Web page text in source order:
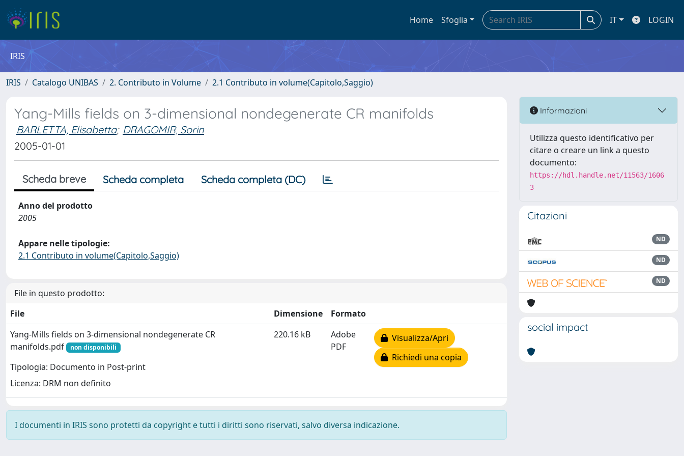
Home Sfoglia IT LOGIN
IRIS
IRIS Catalogo UNIBAS 2. Contributo in Volume 2.1 Contributo in volume(Capitolo,Saggio)
Yang-Mills fields on 3-dimensional nondegenerate CR manifolds
BARLETTA, Elisabetta; DRAGOMIR, Sorin
2005-01-01
Scheda breve Scheda completa Scheda completa (DC)
Anno del prodotto
2005
Appare nelle tipologie:
2.1 Contributo in volume(Capitolo,Saggio)
File in questo prodotto:
File
Dimensione
Formato
Yang-Mills fields on 3-dimensional nondegenerate CR
manifolds.pdf
non disponibili
Tipologia: Documento in Post-print
Licenza: DRM non definito
220.16 kB
Adobe
PDF
Visualizza/Apri
Richiedi una copia
I documenti in IRIS sono protetti da copyright e tutti i diritti sono riservati, salvo diversa indicazione.
Informazioni
Utilizza questo identificativo per
citare o creare un link a questo
documento:
https://hdl.handle.net/11563/1606
3
Citazioni
ND
ND
ND
social impact